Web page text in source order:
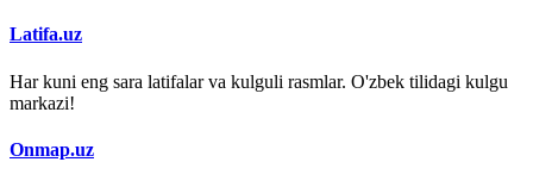
Latifa.uz
Har kuni eng sara latifalar va kulguli rasmlar. O'zbek tilidagi kulgu
markazi!
Onmap.uz